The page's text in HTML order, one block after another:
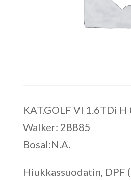
KAT.GOLF VI 1.6TDi
Walker: 28885
Bosal:N.A.
Hiukkassuodatin, DPF